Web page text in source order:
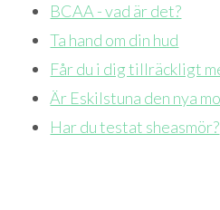
BCAA - vad är det?
Ta hand om din hud
Får du i dig tillräckligt
Är Eskilstuna den nya
Har du testat sheasmör?